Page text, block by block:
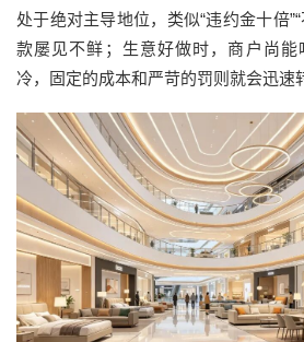
处于绝对主导地位，类似“违约金十倍
款屡见不鲜 ； 生意好做时， 商户尚能
冷，
固定的成本和严苛的罚则就会迅速